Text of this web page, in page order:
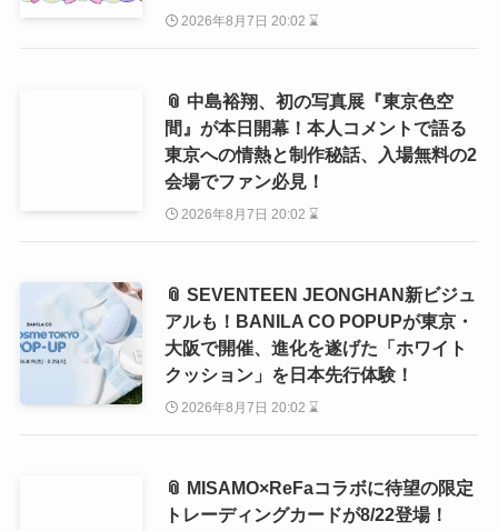
2026年8月7日 20:02 ⌛
📎 中島裕翔、初の写真展『東京色空
間』が本日開幕！本人コメントで語る
東京への情熱と制作秘話、入場無料の2
会場でファン必見！
2026年8月7日 20:02 ⌛
📎 SEVENTEEN JEONGHAN新ビジュ
アルも！BANILA CO POPUPが東京・
大阪で開催、進化を遂げた「ホワイト
クッション」を日本先行体験！
2026年8月7日 20:02 ⌛
📎 MISAMO×ReFaコラボに待望の限定
トレーディングカードが8/22登場！